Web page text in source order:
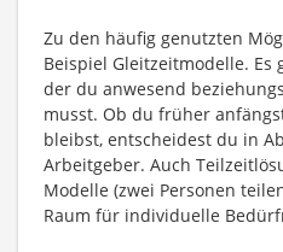
Zu den häufig genutzten
Beispiel Gleitzeitmodelle. Es
der du anwesend
musst. Ob du früher
bleibst, entscheidest du in
Arbeitgeber. Auch
Modelle (zwei Personen
Raum für individuelle